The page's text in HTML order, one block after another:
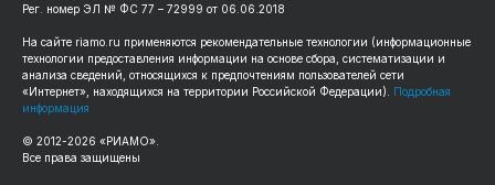
Рег. номер ЭЛ № ФС 77 – 72999 от 06.06.2018
На сайте riamo.ru применяются рекомендательные технологии (информационные
технологии предоставления информации на основе сбора, систематизации и
анализа сведений, относящихся к предпочтениям пользователей сети
«Интернет», находящихся на территории Российской Федерации). Подробная
информация
© 2012-2026 «РИАМО».
Все права защищены